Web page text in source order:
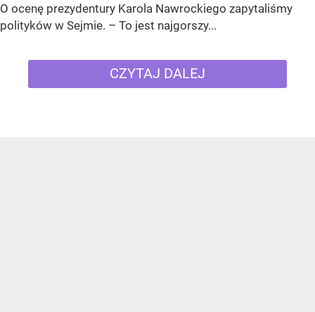
O ocenę prezydentury Karola Nawrockiego zapytaliśmy
polityków w Sejmie. – To jest najgorszy...
CZYTAJ DALEJ